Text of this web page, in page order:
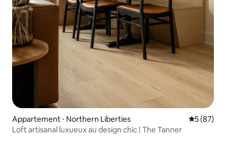
Appartement ⋅ Northern Liberties
5 (87)
Loft artisanal luxueux au design chic | The Tanner